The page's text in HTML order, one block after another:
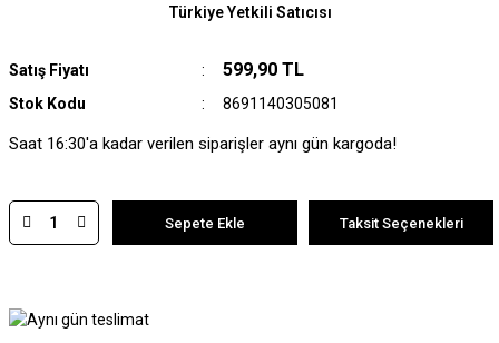
Satış Fiyatı 599,90 TL
Stok Kodu 8691140305081
Türkiye Yetkili Satıcısı
Saat 16:30'a kadar verilen siparişler aynı gün kargoda!
Sepete Ekle Taksit Seçenekleri